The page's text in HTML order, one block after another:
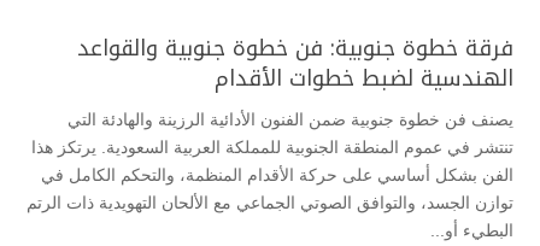
فرقة خطوة جنوبية: فن خطوة جنوبية والقواعد
الهندسية لضبط خطوات الأقدام
يصنف فن خطوة جنوبية ضمن الفنون الأدائية الرزينة والهادئة التي
تنتشر في عموم المنطقة الجنوبية للمملكة العربية السعودية. يرتكز هذا
الفن بشكل أساسي على حركة الأقدام المنظمة، والتحكم الكامل في
توازن الجسد، والتوافق الصوتي الجماعي مع الألحان التهويدية ذات الرتم
البطيء أو...